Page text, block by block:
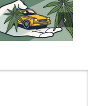
Cannabis
Samen
kaufen: Alles
was Sie